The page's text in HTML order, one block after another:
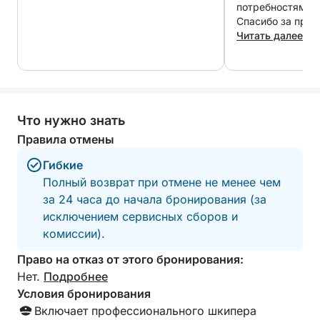
л.с., носовое подруливающее устройство.
ВНИМАНИЕ! ДОПЛАТА ЗА ТОПЛИВО
Для отправлений из Полту-Куату +200 евро
Для отправлений из Палау +150 евро
потребностям и
Спасибо за
Читать далее
Что нужно знать
Правила отмены
Гибкие
Полный возврат при отмене не менее чем
за 24 часа до начала бронирования (за
исключением сервисных сборов и
комиссии).
Право на отказ от этого бронирования:
Нет. Подробнее
Условия бронирования
Включает профессионального шкипера